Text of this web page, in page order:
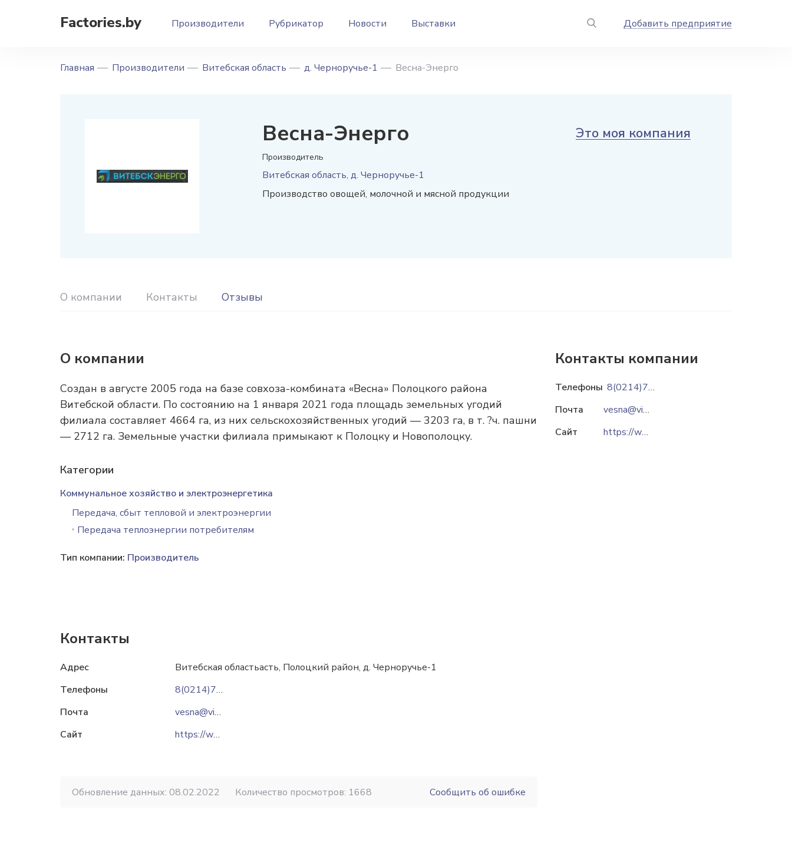
Factories.by Производители Рубрикатор Новости Выставки Добавить предприятие
Главная Производители Витебская область д. Черноручье-1 Весна-Энерго
Весна-Энерго
Производитель
Витебская область, д. Черноручье-1
Производство овощей, молочной и мясной продукции
Это моя компания
О компании Контакты Отзывы
О компании
Создан в августе 2005 года на базе совхоза-комбината «Весна» Полоцкого района
Витебской области. По состоянию на 1 января 2021 года площадь земельных угодий
филиала составляет 4664 га, из них сельскохозяйственных угодий — 3203 га, в т. ?ч. пашни
— 2712 га. Земельные участки филиала примыкают к Полоцку и Новополоцку.
Категории
Коммунальное хозяйство и электроэнергетика
Передача, сбыт тепловой и электроэнергии
Передача теплоэнергии потребителям
Тип компании: Производитель
Контакты
Адрес
Витебская областьасть, Полоцкий район, д. Черноручье-1
Телефоны
8(0214)74-39-23
Почта
vesna@vitebsk.energo.by
Сайт
https://www.vitebsk.energo.by
Обновление данных: 08.02.2022 Количество просмотров: 1668 Сообщить об ошибке
Контакты компании
Телефоны
8(0214)74-39-23
Почта
vesna@vitebsk.energo.by
Сайт
https://www.vitebsk.energo.by